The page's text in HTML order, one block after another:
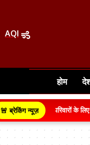
AQI
होम
🚨 ब्रेकिंग न्यूज़
क्षेत्र के गरीब परिवारों के